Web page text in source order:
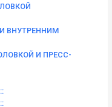
ВНУТРЕННИМ
И ПРЕСС-